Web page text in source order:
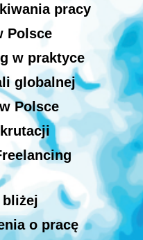
pracy
Polsce
w praktyce
globalnej
Polsce
bliżej
o pracę